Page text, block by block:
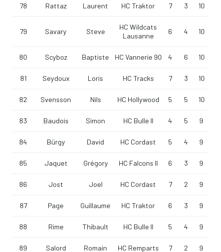
78 Rattaz Laurent HC Traktor 7 3 10
79 Savary Steve
HC Wildcats
Lausanne
6 4 10
80 Scyboz Baptiste HC Vannerie 90 4 6 10
81 Seydoux Loris HC Tracks 7 3 10
82 Svensson Nils HC Hollywood 5 5 10
83 Baudois Simon HC Bulle II 4 5 9
84 Bürgy David HC Cordast 5 4 9
85 Jaquet Grégory HC Falcons II 6 3 9
86 Jost Joel HC Cordast 7 2 9
87 Page Guillaume HC Traktor 6 3 9
88 Rime Thibault HC Bulle II 5 4 9
89 Salord Romain HC Remparts 7 2 9